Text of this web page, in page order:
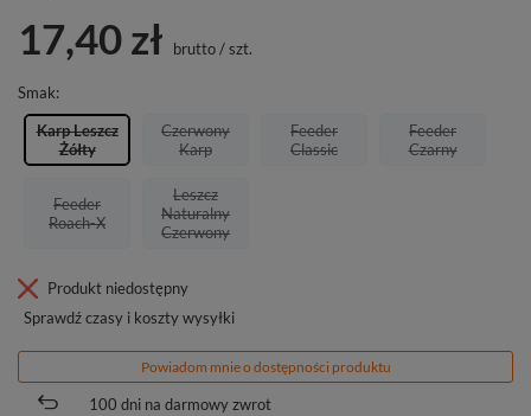
17,40 zł brutto/szt.
Smak
Karp Leszcz
Żółty
Czerwony
Karp
Feeder
Classic
Feeder
Czarny
Feeder
Roach-X
Leszcz
Naturalny
Czerwony
Produkt niedostępny
Sprawdź czasy i koszty wysyłki
Powiadom mnie o dostępności produktu
100 dni na darmowy zwrot